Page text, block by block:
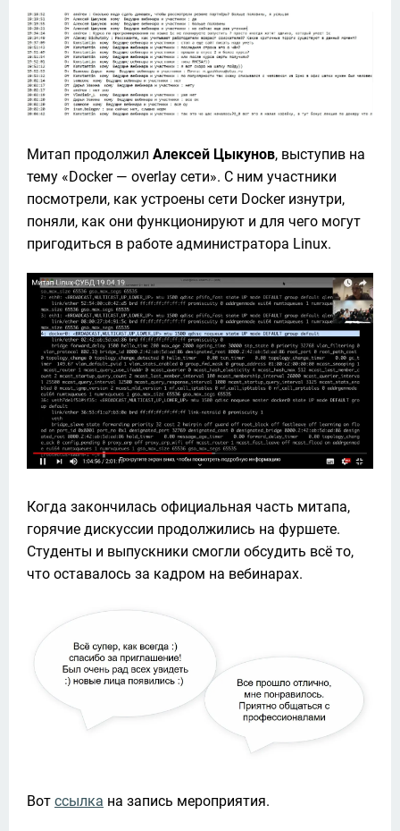
Митап продолжил Алексей Цыкунов, выступив на
тему «Docker — overlay сети». С ним участники
посмотрели, как устроены сети Docker изнутри,
поняли, как они функционируют и для чего могут
пригодиться в работе администратора Linux.
Когда закончилась официальная часть митапа,
горячие дискуссии продолжились на фуршете.
Студенты и выпускники смогли обсудить всё то,
что оставалось за кадром на вебинарах.
Вот ссылка на запись мероприятия.